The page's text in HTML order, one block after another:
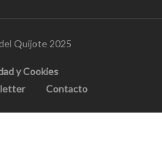
Quijote 2025
y Cookies
Contacto